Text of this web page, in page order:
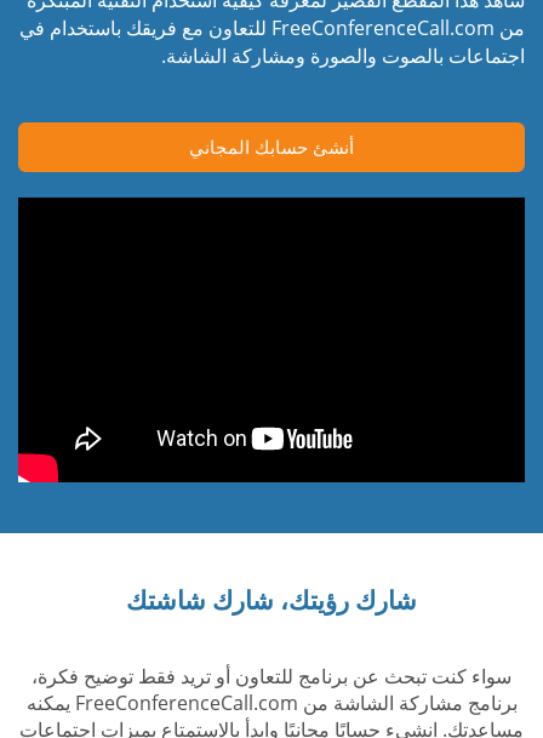
من FreeConferenceCall.com للتعاون مع فريقك باستخدام في
اجتماعات بالصوت والصورة ومشاركة الشاشة.
أنشئ حسابك المجاني
شارك رؤيتك، شارك شاشتك
سواء كنت تبحث عن برنامج للتعاون أو تريد فقط توضيح فكرة،
برنامج مشاركة الشاشة من FreeConferenceCall.com يمكنه
مساعدتك. انشىء حسابًا مجانيًا وابدأ بالاستمتاع بميزات اجتماعات